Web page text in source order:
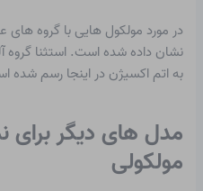
در مورد مولکول هایی با گروه
نشان داده شده است. استثنا گروه
به اتم اکسیژن در اینجا رسم شده
مدل های دیگر برای
مولکولی